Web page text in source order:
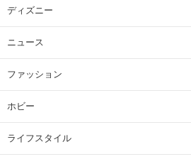
ディズニー
ニュース
ファッション
ホビー
ライフスタイル